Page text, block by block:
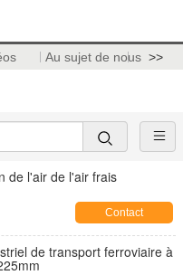
Au sujet de nous >>
de l'air de l'air frais
Contact
de transport ferroviaire à